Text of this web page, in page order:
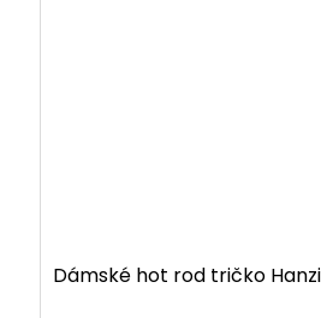
Dámské hot rod tričko